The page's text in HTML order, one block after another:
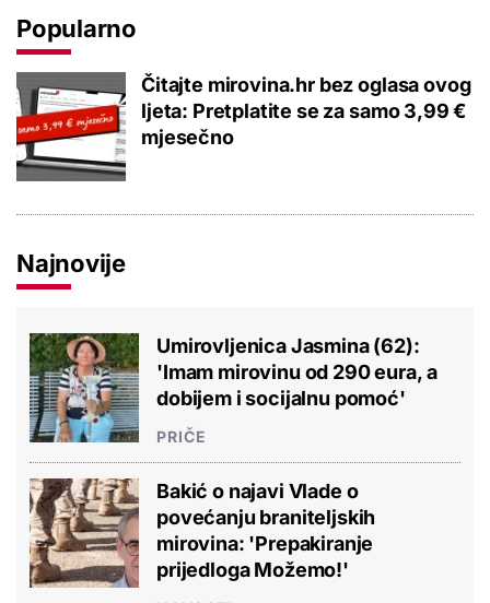
Popularno
Čitajte mirovina.hr bez oglasa ovog
ljeta: Pretplatite se za samo 3,99 €
mjesečno
Najnovije
Umirovljenica Jasmina (62):
'Imam mirovinu od 290 eura, a
dobijem i socijalnu pomoć'
PRIČE
Bakić o najavi Vlade o
povećanju braniteljskih
mirovina: 'Prepakiranje
prijedloga Možemo!'